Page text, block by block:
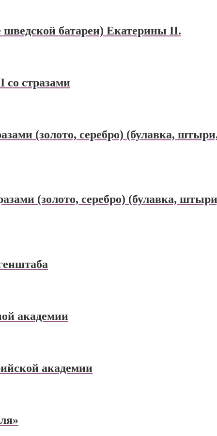
шведской батареи) Екатерины II.
стразами
(золото, серебро) (булавка,
(золото, серебро) (булавка,
академии
академии